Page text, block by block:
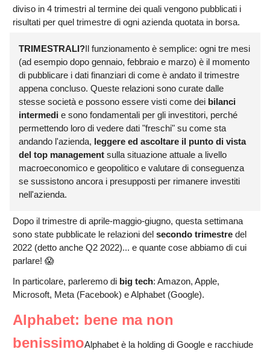
diviso in 4 trimestri al termine dei quali vengono pubblicati i
risultati per quel trimestre di ogni azienda quotata in borsa.
TRIMESTRALI?Il funzionamento è semplice: ogni tre mesi
(ad esempio dopo gennaio, febbraio e marzo) è il momento
di pubblicare i dati finanziari di come è andato il trimestre
appena concluso. Queste relazioni sono curate dalle
stesse società e possono essere visti come dei bilanci
intermedi e sono fondamentali per gli investitori, perché
permettendo loro di vedere dati "freschi" su come sta
andando l'azienda, leggere ed ascoltare il punto di vista
del top management sulla situazione attuale a livello
macroeconomico e geopolitico e valutare di conseguenza
se sussistono ancora i presupposti per rimanere investiti
nell'azienda.
Dopo il trimestre di aprile-maggio-giugno, questa settimana
sono state pubblicate le relazioni del secondo trimestre del
2022 (detto anche Q2 2022)... e quante cose abbiamo di cui
parlare! 😱
In particolare, parleremo di big tech: Amazon, Apple,
Microsoft, Meta (Facebook) e Alphabet (Google).
Alphabet: bene ma non
benissimoAlphabet è la holding di Google e racchiude